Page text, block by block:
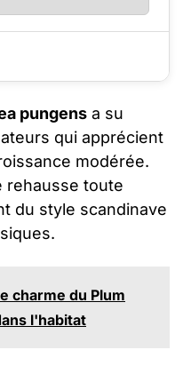
pungens a su
qui apprécient
modérée.
rehausse toute
du style scandinave
charme du Plum
l'habitat